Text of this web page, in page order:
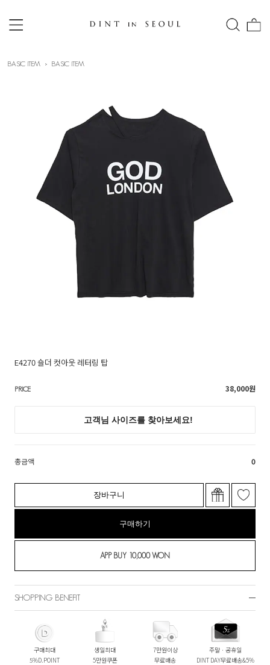
BASIC ITEM BASIC ITEM
E4270 숄더 컷아웃 레터링 탑
PRICE 38,000원
총금액 0
장바구니
구매하기
SHOPPING BENEFIT
구매최대
5%D.POINT
생일최대
5만원쿠폰
7만원이상
무료배송
주말ㆍ공휴일
DINT DAY무료배송&5%